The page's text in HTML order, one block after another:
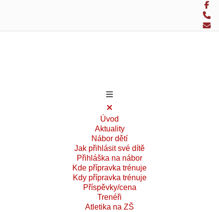
Úvod
Aktuality
Nábor dětí
Jak přihlásit své dítě
Přihláška na nábor
Kde přípravka trénuje
Kdy přípravka trénuje
Příspěvky/cena
Trenéři
Atletika na ZŠ